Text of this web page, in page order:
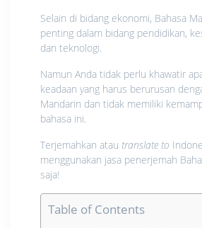
Selain di bidang ekonomi, Bahasa
penting dalam bidang pendidikan,
dan teknologi.
Namun Anda tidak perlu khawatir
keadaan yang harus berurusan
Mandarin dan tidak memiliki
bahasa ini.
Terjemahkan atau translate to
menggunakan jasa penerjemah
saja!
Table of Contents